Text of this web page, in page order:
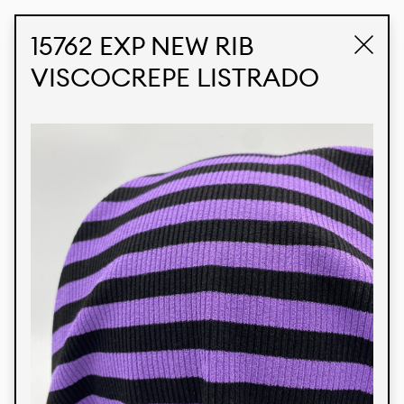
15762 EXP NEW RIB
VISCOCREPE LISTRADO
Produtos
brasileira por meio de nossos tecidos e estampas
personalizadas, trabalhando em colaboração
com nossos clientes e dando vida aos seus
conceitos e criações. Nossa extensa linha de
produtos tem opções para diferentes mercados.
Oferecemos também tecidos ecológicos e
tecnológicos que podem ser acabados em
qualquer cor sólida ou impressão digital.
Cores